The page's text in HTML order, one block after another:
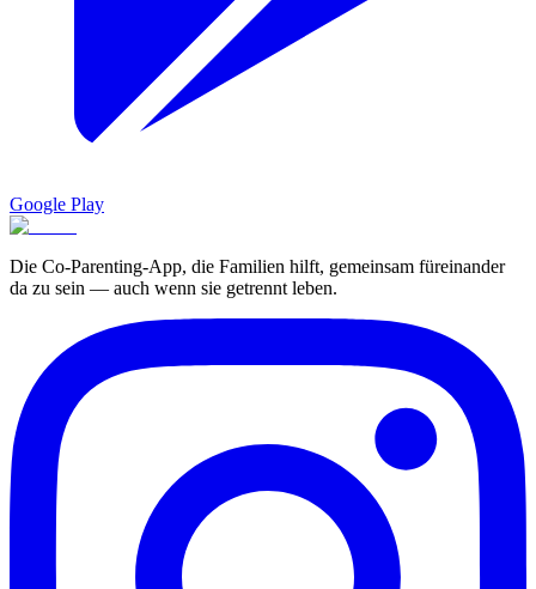
Google Play
Die Co-Parenting-App, die Familien hilft, gemeinsam füreinander
da zu sein — auch wenn sie getrennt leben.